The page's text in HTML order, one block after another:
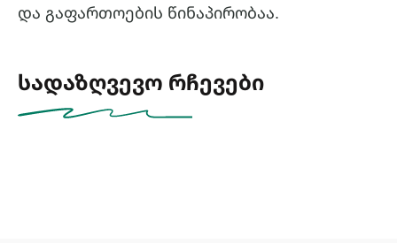
და გაფართოების წინაპირობაა.
სადაზღვევო რჩევები